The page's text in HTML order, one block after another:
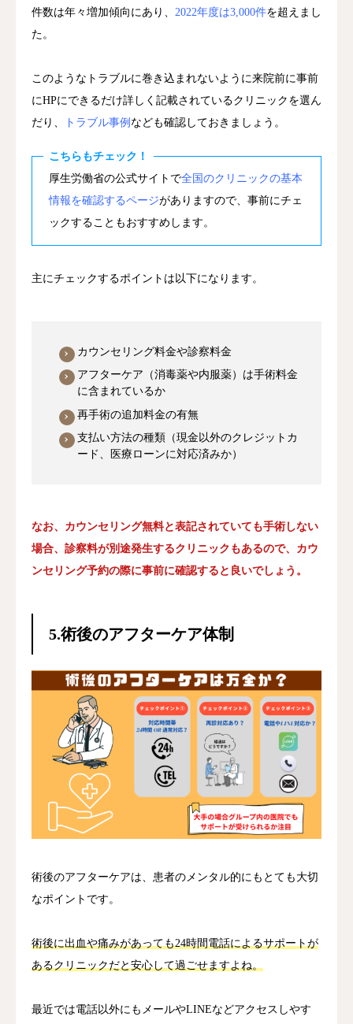
件数は年々増加傾向にあり、 2022年度は3,000件を超えまし
た。
このようなトラブルに巻き込まれないように来院前に事前
にHPにできるだけ詳しく記載されているクリニックを選ん
だり、
トラブル事例 なども確認しておきましょう。
こちらもチェック！
厚生労働省の公式サイトで全国のクリニックの基本
情報を確認するページがありますので、事前にチェ
ックすることもおすすめします。
主にチェックするポイントは以下になります。
カウンセリング料金や診察料金
アフターケア（消毒薬や内服薬）は手術料金
に含まれているか
再手術の追加料金の有無
支払い方法の種類（現金以外のクレジットカ
ード、医療ローンに対応済みか）
なお、カウンセリング無料と表記されていても手術しない
場合、診察料が別途発生するクリニックもあるので、カウ
ンセリング予約の際に事前に確認すると良いでしょう。
5.術後のアフターケア体制
術後のアフターケアは、患者のメンタル的にもとても大切
なポイントです。
術後に出血や痛みがあっても24時間電話によるサポートが
あるクリニックだと安心して過ごせますよね。
最近では電話以外にもメールやLINEなどアクセスしやす